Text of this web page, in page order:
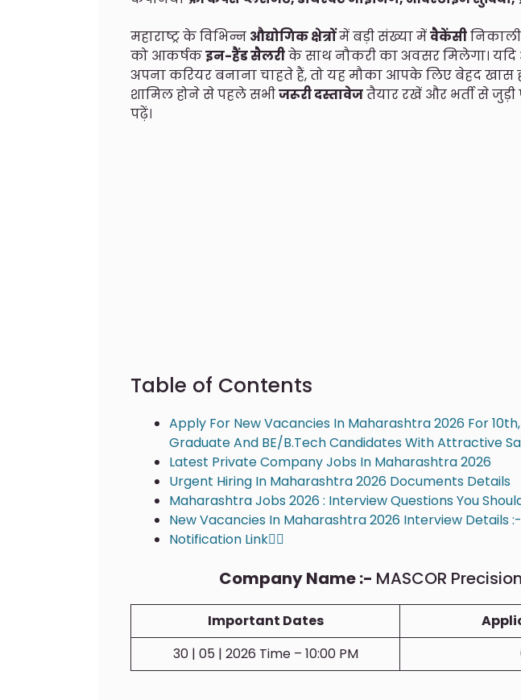
महाराष्ट्र के विभिन्न औद्योगिक क्षेत्रोंमें बड़ी संख्या मेंवैकेंसीनिकाली
को आकर्षकइन-हैंड सैलरीके साथ नौकरी का अवसर मिलेगा।
अपना करियर बनाना चाहते हैं, तो यह मौका आपके लिए बेहद खास
शामिल होने से पहले सभीजरूरी दस्तावेजतैयार रखें और भर्ती से जुड़ी
पढ़ें।
Table of Contents
Apply For New Vacancies In Maharashtra 2026 For 10th,
Graduate And BE/B.Tech Candidates With Attractive
Latest Private Company Jobs In Maharashtra 2026
Urgent Hiring In Maharashtra 2026 Documents Details
Maharashtra Jobs 2026 : Interview Questions You
New Vacancies In Maharashtra 2026 Interview Details :-
Notification Link👇🏻
Company Name :- MASCOR
Important Dates
30 | 05 | 2026 Time – 10:00 PM